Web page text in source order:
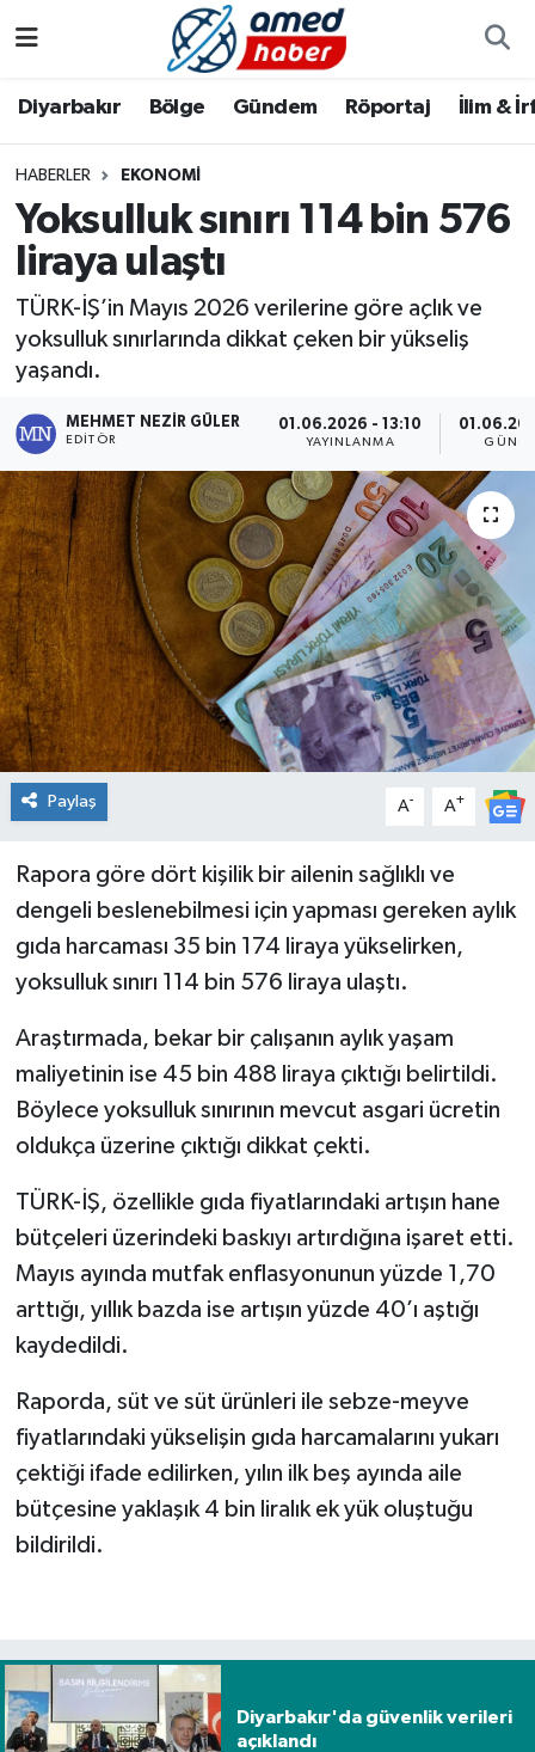
Diyarbakır Bölge Gündem Röportaj İlim &
HABERLER EKONOMI
Yoksulluk sınırı 114 bin 576
liraya ulaştı
TÜRK-İŞ’in Mayıs 2026 verilerine göre açlık ve
yoksulluk sınırlarında dikkat çeken bir yükseliş
yaşandı.
MEHMET NEZIR GÜLER
EDITÖR
01.06.2026 - 13:10
YAYINLANMA
Paylaş A- A+
Rapora göre dört kişilik bir ailenin sağlıklı ve
dengeli beslenebilmesi için yapması gereken aylık
gıda harcaması 35 bin 174 liraya yükselirken,
yoksulluk sınırı 114 bin 576 liraya ulaştı.
Araştırmada, bekar bir çalışanın aylık yaşam
maliyetinin ise 45 bin 488 liraya çıktığı belirtildi.
Böylece yoksulluk sınırının mevcut asgari ücretin
oldukça üzerine çıktığı dikkat çekti.
TÜRK-İŞ, özellikle gıda fiyatlarındaki artışın hane
bütçeleri üzerindeki baskıyı artırdığına işaret etti.
Mayıs ayında mutfak enflasyonunun yüzde 1,70
arttığı, yıllık bazda ise artışın yüzde 40’ı aştığı
kaydedildi.
Raporda, süt ve süt ürünleri ile sebze-meyve
fiyatlarındaki yükselişin gıda harcamalarını yukarı
çektiği ifade edilirken, yılın ilk beş ayında aile
bütçesine yaklaşık 4 bin liralık ek yük oluştuğu
bildirildi.
Diyarbakır'da güvenlik verileri
açıklandı
Bölge
Röportaj
Foto Galeri
Yazarlar
Aile
Asayiş
Bilim & Teknoloji
Bölge
Ekonomi
Genel
Güncel
Gündem
İlim & İrfan
Kültür & Sanat
KURDÎ
Sağlık
Siyaset
Spor
Yaşam
Diyarbakır Hava Durumu
Diyarbakır Namaz Vakitleri
Diyarbakır Trafik Yoğunluk Haritası
Süper Lig Puan Durumu ve Fikstür
Haber Arşivi